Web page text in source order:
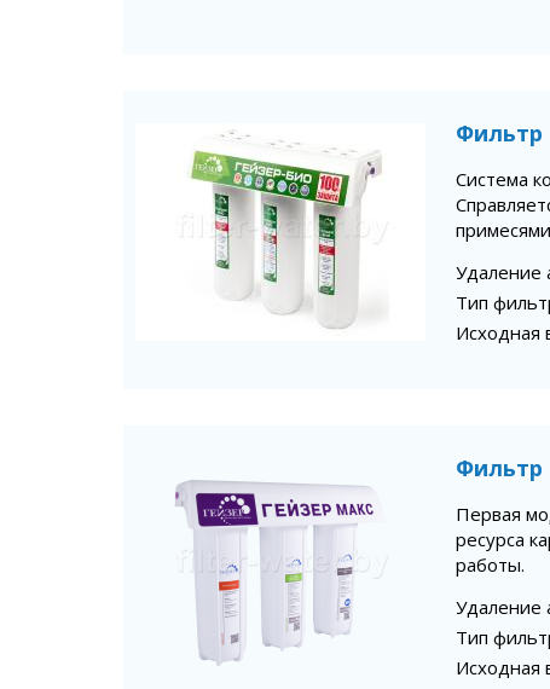
Фильтр
Система
Удаление
Тип
Исходная
Фильтр
Первая
ресурса
работы.
Удаление
Тип
Исходная